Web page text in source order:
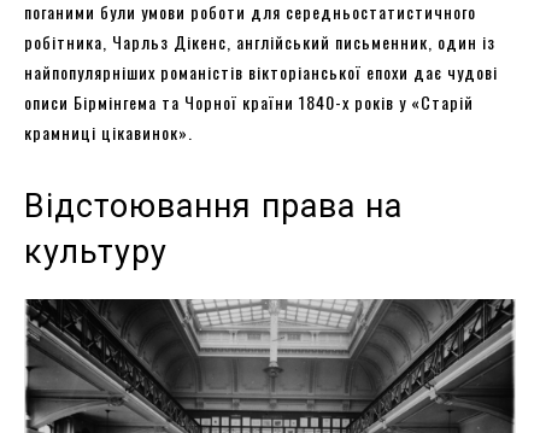
поганими були умови роботи для середньостатистичного
робітника, Чарльз Дікенс, англійський письменник, один із
найпопулярніших романістів вікторіанської епохи дає чудові
описи Бірмінгема та Чорної країни 1840-х років у «Старій
крамниці цікавинок».
Відстоювання права на
культуру